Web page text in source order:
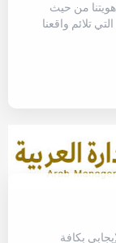
من حيث
تلائم واقعنا
بكافة